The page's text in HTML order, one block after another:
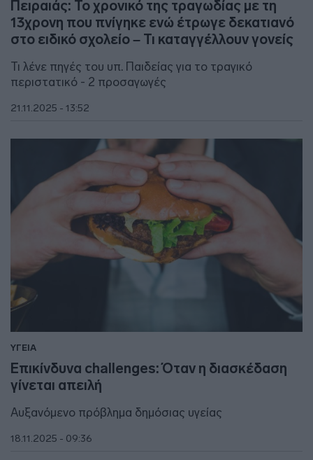
Πειραιάς: Το χρονικό της τραγωδίας με τη
13χρονη που πνίγηκε ενώ έτρωγε δεκατιανό
στο ειδικό σχολείο – Τι καταγγέλλουν γονείς
Τι λένε πηγές του υπ. Παιδείας για το τραγικό
περιστατικό - 2 προσαγωγές
21.11.2025 - 13:52
ΥΓΕΙΑ
Επικίνδυνα challenges: Όταν η διασκέδαση
γίνεται απειλή
Aυξανόμενο πρόβλημα δημόσιας υγείας
18.11.2025 - 09:36